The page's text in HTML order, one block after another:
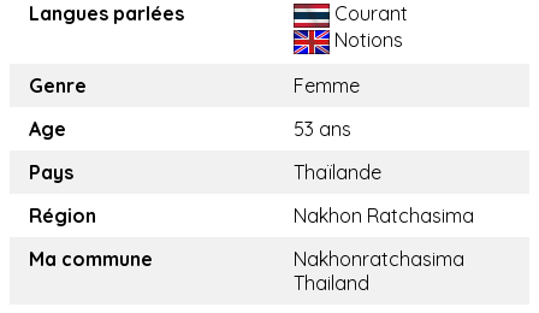
Langues parlées
Courant
Notions
Genre
Femme
Age
53 ans
Pays
Thaïlande
Région
Nakhon Ratchasima
Ma commune
Nakhonratchasima
Thailand